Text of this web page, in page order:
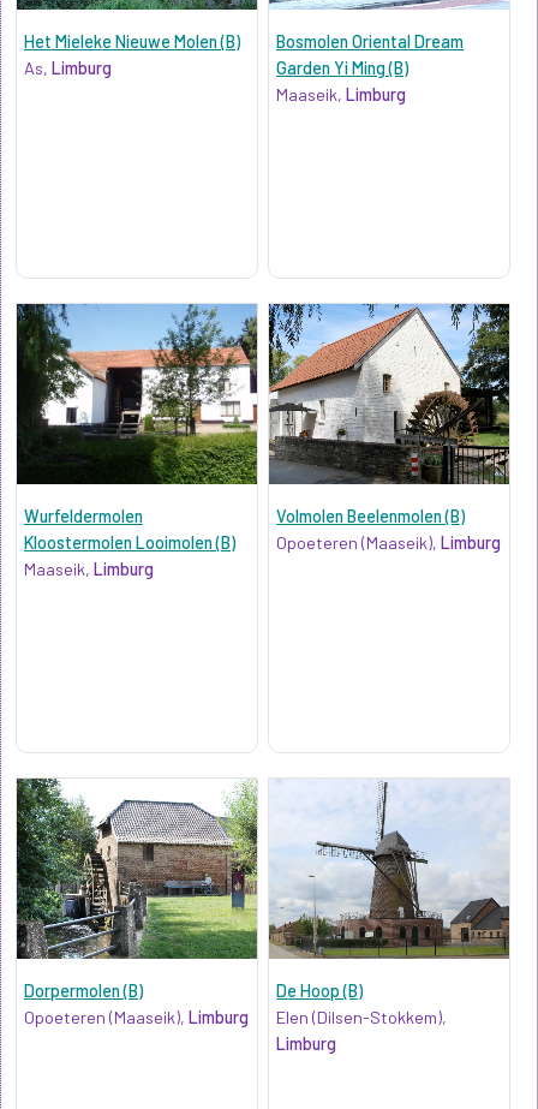
Het Mieleke Nieuwe Molen (B)
As, Limburg
Bosmolen Oriental Dream
Garden Yi Ming (B)
Maaseik,Limburg
Wurfeldermolen
Kloostermolen Looimolen (B)
Maaseik, Limburg
Volmolen Beelenmolen (B)
Opoeteren (Maaseik),Limburg
Dorpermolen (B)
Opoeteren (Maaseik), Limburg
De Hoop (B)
Elen (Dilsen-Stokkem),
Limburg